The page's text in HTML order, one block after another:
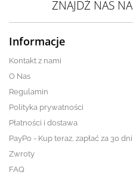
ZNAJDŹ NAS NA
Informacje
Kontakt z nami
O Nas
Regulamin
Polityka prywatności
Płatności i dostawa
PayPo - Kup teraz, zapłać za 30 dni
Zwroty
FAQ